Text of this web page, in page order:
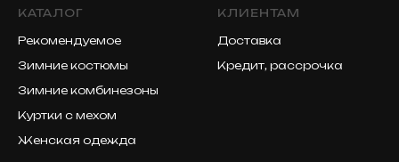
КАТАЛОГ
Рекомендуемое
Зимние костюмы
Зимние комбинезоны
Куртки с мехом
Женская одежда
КЛИЕНТАМ
Доставка
Кредит, рассрочка